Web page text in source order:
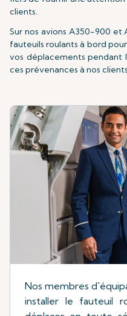
clients.
Sur nos avions A350-900 et
fauteuils roulants à bord
vos déplacements pendant
ces prévenances à nos
Nos membres
installer le fauteuil